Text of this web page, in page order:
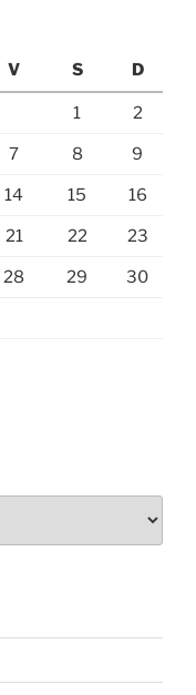
V S D
1 2
7 8 9
14 15 16
21 22 23
28 29 30